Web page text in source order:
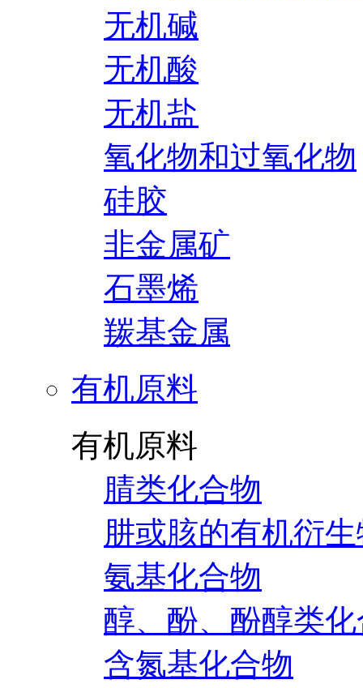
无机碱
无机酸
无机盐
氧化物和过氧化物
硅胶
非金属矿
石墨烯
羰基金属
有机原料
有机原料
腈类化合物
肼或胲的有机衍
氨基化合物
醇、酚、酚醇类
含氮基化合物